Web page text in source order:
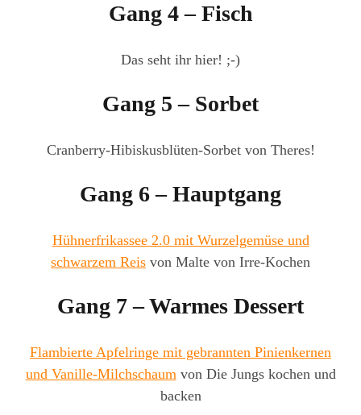
Gang 4 – Fisch
Das seht ihr hier! ;-)
Gang 5 – Sorbet
Cranberry-Hibiskusblüten-Sorbet von Theres!
Gang 6 – Hauptgang
Hühnerfrikassee 2.0 mit Wurzelgemüse und
schwarzem Reis von Malte von Irre-Kochen
Gang 7 – Warmes Dessert
Flambierte Apfelringe mit gebrannten Pinienkernen
und Vanille-Milchschaumvon Die Jungs kochen und
backen